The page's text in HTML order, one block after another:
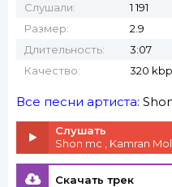
Слушали:
1 191
Размер:
2.9
Длительность:
3:07
Качество:
320
Все песни артиста:
Слушать
Shon mc , Kamran
Скачать трек